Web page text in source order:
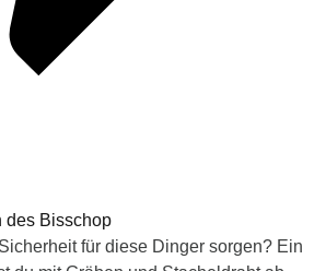
des Bisschop
für diese Dinger sorgen? Ein